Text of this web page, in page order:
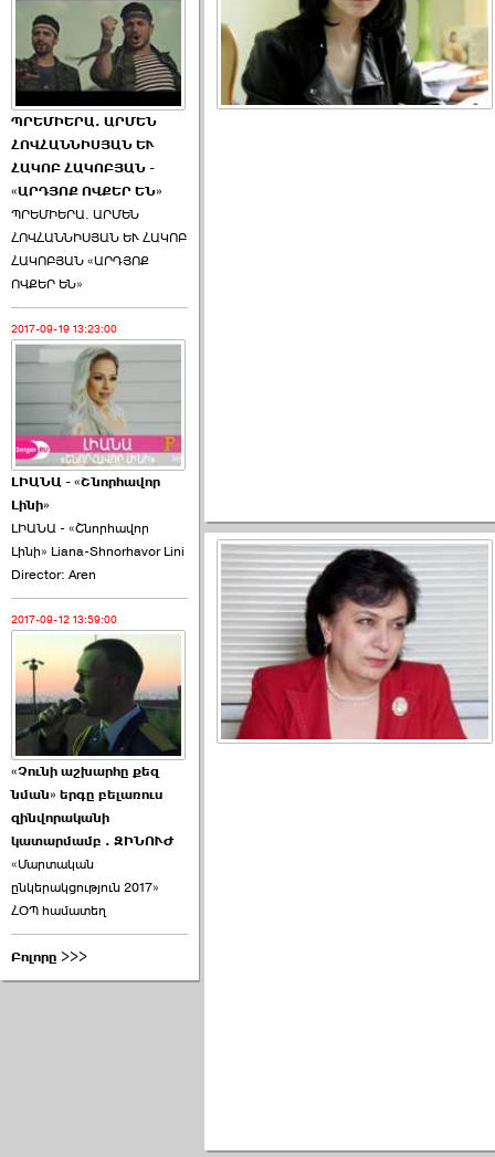
ՊՐԵՄԻԵՐԱ. ԱՐՄԵՆ
ՀՈՎՀԱՆՆԻՍՅԱՆ ԵՒ
ՀԱԿՈԲ ՀԱԿՈԲՅԱՆ -
«ԱՐԴՅՈՔ ՈՎՔԵՐ ԵՆ»
ՊՐԵՄԻԵՐԱ. ԱՐՄԵՆ
ՀՈՎՀԱՆՆԻՍՅԱՆ ԵՒ ՀԱԿՈԲ
ՀԱԿՈԲՅԱՆ «ԱՐԴՅՈՔ
ՈՎՔԵՐ ԵՆ»
2017-09-19 13:23:00
ԼԻԱՆԱ - «Շնորհավոր
Լինի»
ԼԻԱՆԱ - «Շնորհավոր
Լինի» Liana-Shnorhavor Lini
Director: Aren
2017-09-12 13:59:00
«Չունի աշխարհը քեզ
նման» երգը բելառուս
զինվորականի
կատարմամբ . ԶԻՆՈՒԺ
«Մարտական
ընկերակցություն 2017»
ՀՕՊ համատեղ
Բոլորը >>>